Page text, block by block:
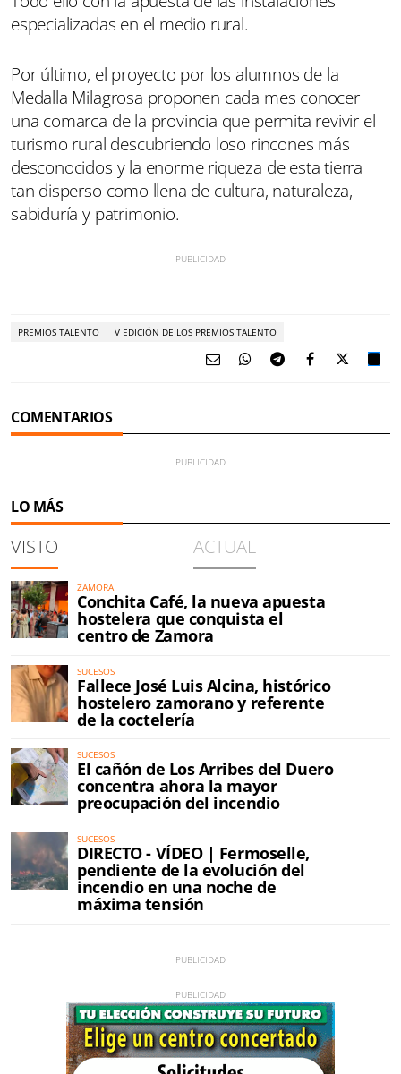
especializadas en el medio rural.
Por último, el proyecto por los alumnos de la
Medalla Milagrosa proponen cada mes conocer
una comarca de la provincia que permita revivir el
turismo rural descubriendo loso rincones más
desconocidos y la enorme riqueza de esta tierra
tan disperso como llena de cultura, naturaleza,
sabiduría y patrimonio.
PREMIOS TALENTO V EDICIÓN DE LOS PREMIOS TALENTO
COMENTARIOS
LO MÁS
VISTO ACTUAL
ZAMORA
Conchita Café, la nueva apuesta
hostelera que conquista el
centro de Zamora
SUCESOS
Fallece José Luis Alcina, histórico
hostelero zamorano y referente
de la coctelería
SUCESOS
El cañón de Los Arribes del Duero
concentra ahora la mayor
preocupación del incendio
SUCESOS
DIRECTO - VÍDEO | Fermoselle,
pendiente de la evolución del
incendio en una noche de
máxima tensión